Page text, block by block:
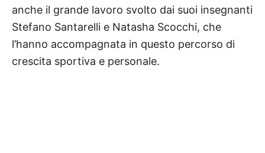
anche il grande lavoro svolto dai suoi insegnanti
Stefano Santarelli e Natasha Scocchi, che
l’hanno accompagnata in questo percorso di
crescita sportiva e personale.